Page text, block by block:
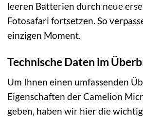
leeren Batterien durch neue
Fotosafari fortsetzen. So
einzigen Moment.
Technische Daten im
Um Ihnen einen umfassenden
Eigenschaften der Camelion
geben, haben wir hier die